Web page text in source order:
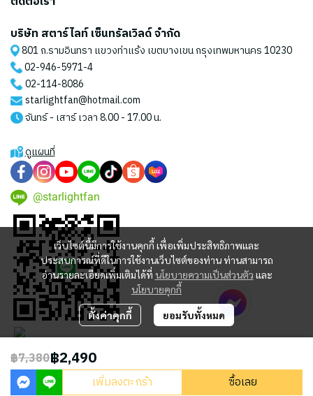
฿7,380฿2,490
เพิ่มลงตะกร้า ซื้อเลย
เว็บไซต์นี้มีการใช้งานคุกกี้ เพื่อเพิ่มประสิทธิภาพและ
ประสบการณ์ที่ดีในการใช้งานเว็บไซต์ของท่าน ท่านสามารถ
อ่านรายละเอียดเพิ่มเติมได้ที่ นโยบายความเป็นส่วนตัว และ
นโยบายคุกกี้
ตั้งค่าคุกกี้ ยอมรับทั้งหมด
บริษัท สตาร์ไลท์ เซ็นทรัลเวิลด์ จำกัด
801 ถ.รามอินทรา แขวงท่าแร้ง เขตบางเขน กรุงเทพมหานคร 10230
02-946-5971-4
02-114-8086
starlightfan@hotmail.com
จันทร์ - เสาร์ เวลา 8.00 - 17.00 น.
ดูแผนที่
@starlightfan
2023 © STARLIGHT CENTRAL WORLD CO., LTD